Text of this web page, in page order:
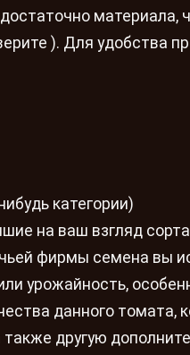
материала,
). Для удобства
категории)
на ваш взгляд
фирмы семена вы
урожайность,
данного томата,
также другую